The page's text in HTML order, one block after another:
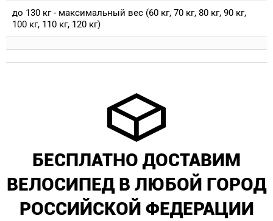
до 130 кг - максимальный вес (60 кг, 70 кг, 80 кг, 90 кг,
100 кг, 110 кг, 120 кг)
БЕСПЛАТНО ДОСТАВИМ
ВЕЛОСИПЕД В ЛЮБОЙ ГОРОД
РОССИЙСКОЙ ФЕДЕРАЦИИ